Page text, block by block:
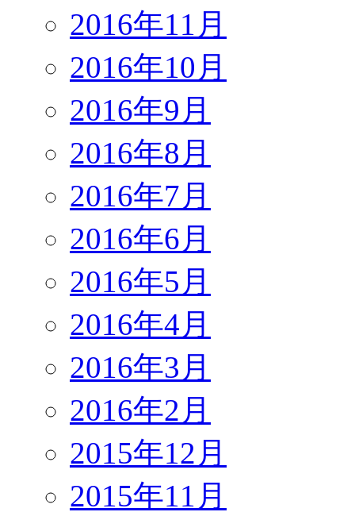
2016年11月
2016年10月
2016年9月
2016年8月
2016年7月
2016年6月
2016年5月
2016年4月
2016年3月
2016年2月
2015年12月
2015年11月